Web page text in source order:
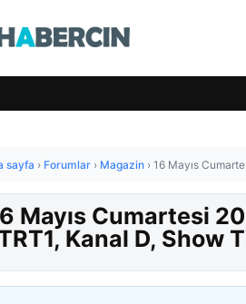
sayfa › Forumlar › Magazin › 16 Mayıs
Mayıs Cumartesi
Kanal D, Show